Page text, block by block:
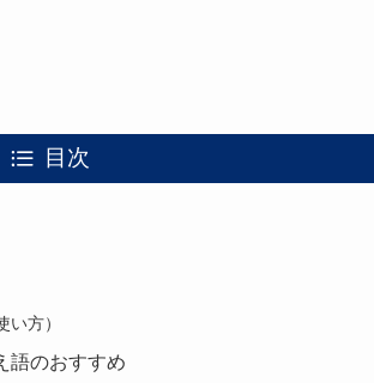
目次
方）
語のおすすめ